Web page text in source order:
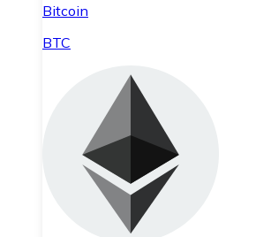
Bitcoin
BTC